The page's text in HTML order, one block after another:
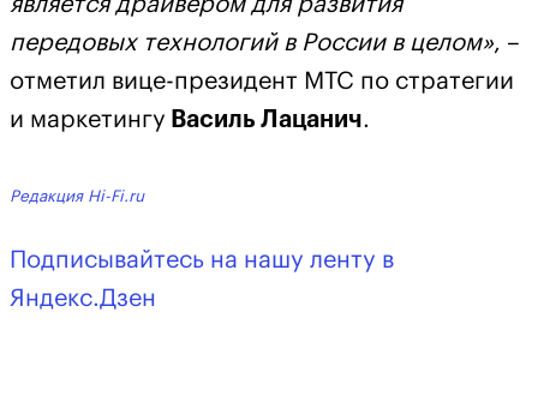
передовых технологий в России в целом», –
отметил вице-президент МТС по стратегии
и маркетингу Василь Лацанич.
Редакция Hi-Fi.ru
Подписывайтесь на нашу ленту в
Яндекс.Дзен